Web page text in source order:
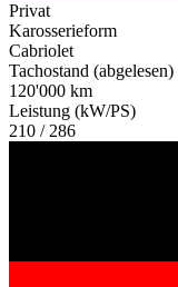
Privat
Karosserieform
Cabriolet
Tachostand (abgelesen)
120'000 km
Leistung (kW/PS)
210 / 286